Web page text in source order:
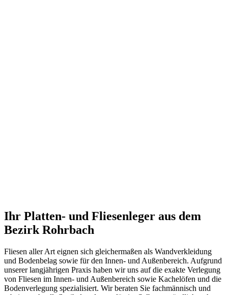
Ihr Platten- und Fliesenleger aus dem
Bezirk Rohrbach
Fliesen aller Art eignen sich gleichermaßen als Wandverkleidung
und Bodenbelag sowie für den Innen- und Außenbereich. Aufgrund
unserer langjährigen Praxis haben wir uns auf die exakte Verlegung
von Fliesen im Innen- und Außenbereich sowie Kachelöfen und die
Bodenverlegung spezialisiert. Wir beraten Sie fachmännisch und